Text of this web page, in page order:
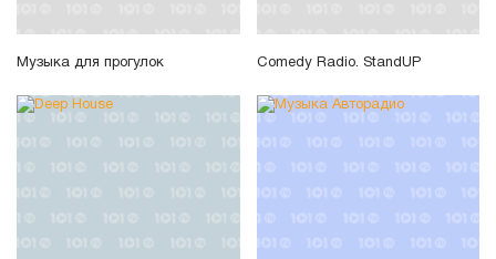
Музыка для прогулок Comedy Radio. StandUP